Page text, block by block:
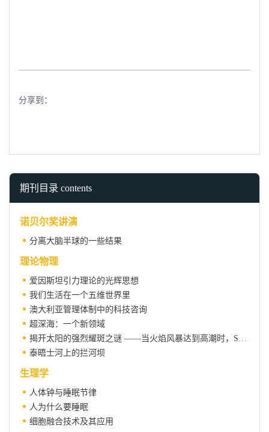
分享到：
期刊目录 contents
诺贝尔奖讲演
分离大脑半球的一些结果
理论物理
爱因斯坦引力理论的光辉思想
我们生活在一个五维世界里
澳大利亚管理体制中的科技咨询
超深海：一个新领域
揭开太阳的强烈耀斑之谜 ——当火焰风暴达到高潮时，Solar Max宇宙探测器是怎样工作的
泰晤士河上的拦河坝
生理学
人体钟与睡眠节律
人为什么要睡眠
细胞融合技术及其应用